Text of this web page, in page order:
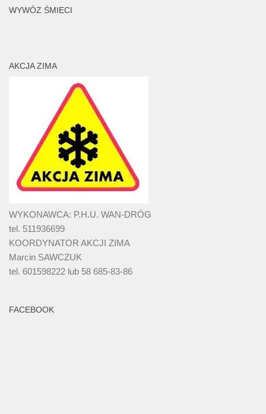
WYWÓZ ŚMIECI
AKCJA ZIMA
WYKONAWCA: P.H.U. WAN-DRÓG
tel. 511936699
KOORDYNATOR AKCJI ZIMA
Marcin SAWCZUK
tel. 601598222 lub 58 685-83-86
FACEBOOK